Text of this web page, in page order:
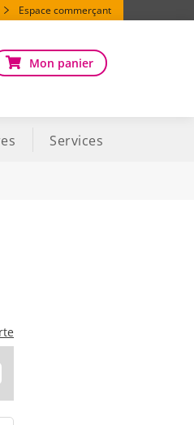
Espace commerçant
Mon panier
Services